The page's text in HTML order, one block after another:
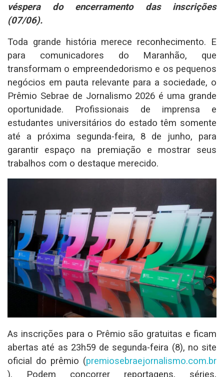
véspera do encerramento das inscrições
(07/06).
Toda grande história merece reconhecimento. E
para comunicadores do Maranhão, que
transformam o empreendedorismo e os pequenos
negócios em pauta relevante para a sociedade, o
Prêmio Sebrae de Jornalismo 2026 é uma grande
oportunidade. Profissionais de imprensa e
estudantes universitários do estado têm somente
até a próxima segunda-feira, 8 de junho, para
garantir espaço na premiação e mostrar seus
trabalhos com o destaque merecido.
As inscrições para o Prêmio são gratuitas e ficam
abertas até as 23h59 de segunda-feira (8), no site
oficial do prêmio (premiosebraejornalismo.com.br
). Podem concorrer reportagens, séries,